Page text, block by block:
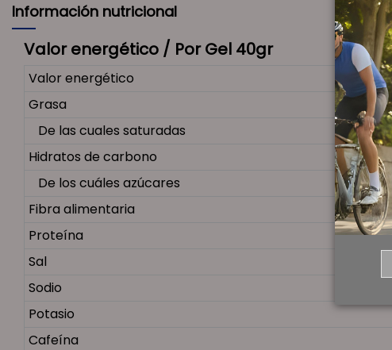
Información nutricional
Valor energético / Por Gel 40gr
Valor energético
Grasa
De las cuales saturadas
Hidratos de carbono
De los cuáles azúcares
Fibra alimentaria
Proteína
Sal
Sodio
Potasio
Cafeína